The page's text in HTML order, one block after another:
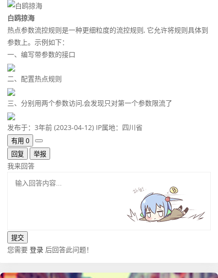
白鸥掠海
热点参数流控规则是一种更细粒度的流控规则, 它允许将规则具体到
参数上。示例如下：
一、编写带参数的接口
二、配置热点规则
三、分别用两个参数访问,会发现只对第一个参数限流了
发布于：3年前 (2023-04-12) IP属地：四川省
有用 0
回复
举报
我来回答
您需要 登录 后回答此问题！